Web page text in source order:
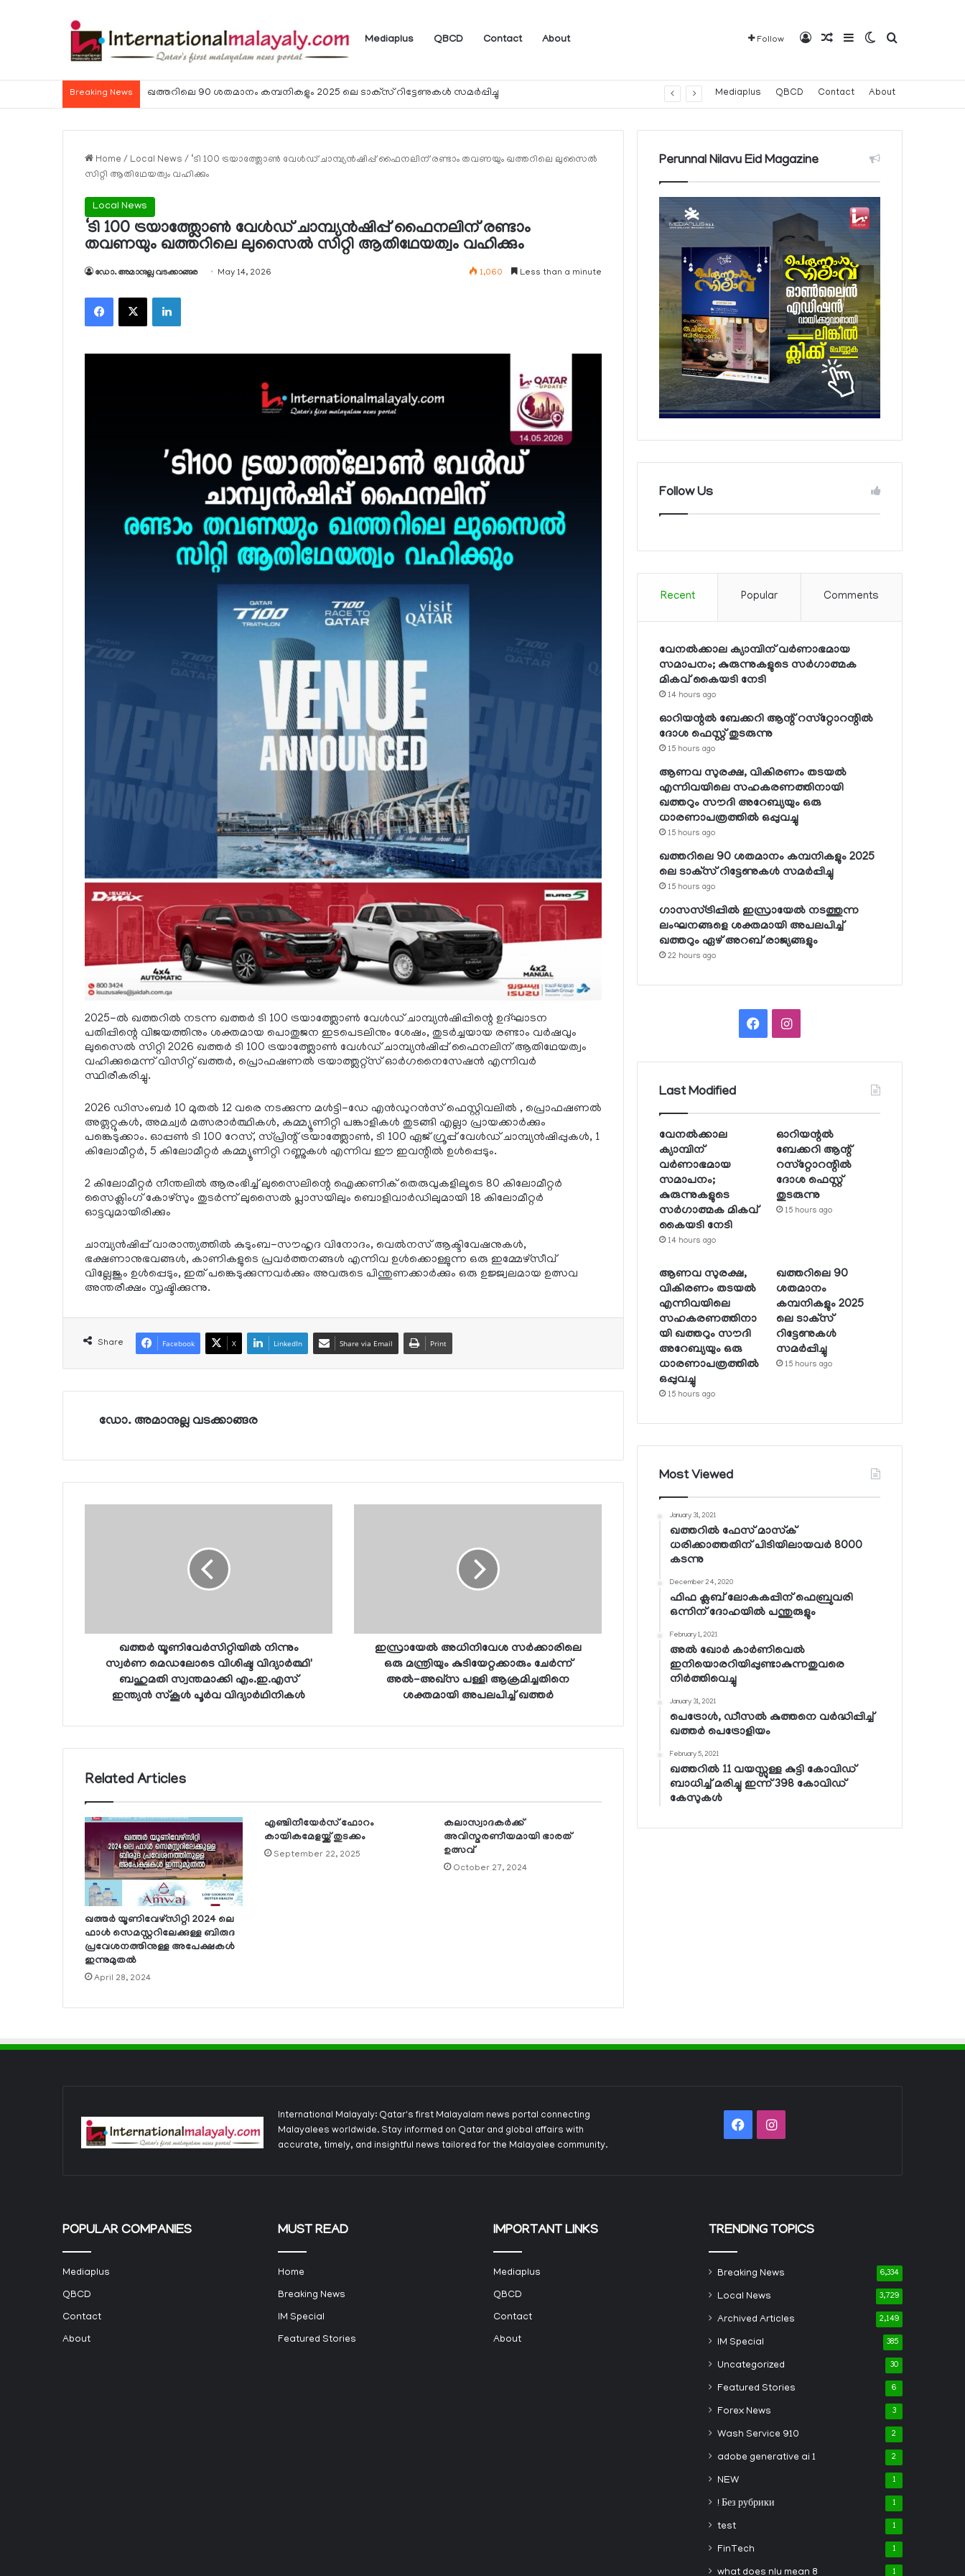
Mediaplus QBCD Contact About Follow Log InRandom Article
SidebarSwitch skin
Search for
Breaking News ഹോര്‍മുസ് കടലിടുക്ക് ഉടന്‍ തുറന്നേക്കും Mediaplus QBCD Contact About
Home / Local News / ‘ടി 100 ട്രയാത്ത്ലോണ്‍ വേള്‍ഡ് ചാമ്പ്യന്‍ഷിപ്പ് ഫൈനലിന് രണ്ടാം തവണയും ഖത്തറിലെ ലുസൈല്‍
സിറ്റി ആതിഥേയത്വം വഹിക്കും
Local News
‘ടി 100 ട്രയാത്ത്ലോണ്‍ വേള്‍ഡ് ചാമ്പ്യന്‍ഷിപ്പ് ഫൈനലിന് രണ്ടാം
തവണയും ഖത്തറിലെ ലുസൈല്‍ സിറ്റി ആതിഥേയത്വം വഹിക്കും
ഡോ. അമാനുല്ല വടക്കാങ്ങര May 14, 2026 1,060 Less than a minute
Facebook
X LinkedIn
2025-ല്‍ ഖത്തറില്‍ നടന്ന ഖത്തര്‍ ടി 100 ട്രയാത്ത്ലോണ്‍ വേള്‍ഡ് ചാമ്പ്യന്‍ഷിപ്പിന്റെ ഉദ്ഘാടന
പതിപ്പിന്റെ വിജയത്തിനും ശക്തമായ പൊതുജന ഇടപെടലിനും ശേഷം, തുടര്‍ച്ചയായ രണ്ടാം വര്‍ഷവും
ലുസൈല്‍ സിറ്റി 2026 ഖത്തര്‍ ടി 100 ട്രയാത്ത്ലോണ്‍ വേള്‍ഡ് ചാമ്പ്യന്‍ഷിപ്പ് ഫൈനലിന് ആതിഥേയത്വം
വഹിക്കുമെന്ന് വിസിറ്റ് ഖത്തര്‍, പ്രൊഫഷണല്‍ ട്രയാത്ത്ലറ്റ്‌സ് ഓര്‍ഗനൈസേഷന്‍ എന്നിവര്‍
സ്ഥിരീകരിച്ചു.
2026 ഡിസംബര്‍ 10 മുതല്‍ 12 വരെ നടക്കുന്ന മള്‍ട്ടി-ഡേ എന്‍ഡുറന്‍സ് ഫെസ്റ്റിവലില്‍ , പ്രൊഫഷണല്‍
അത്ലറ്റുകള്‍, അമച്വര്‍ മത്സരാര്‍ത്ഥികള്‍, കമ്മ്യൂണിറ്റി പങ്കാളികള്‍ തുടങ്ങി എല്ലാ പ്രായക്കാര്‍ക്കും
പങ്കെടുക്കാം. ഓപ്പണ്‍ ടി 100 റേസ്, സ്പ്രിന്റ് ട്രയാത്ത്ലോണ്‍, ടി 100 ഏജ് ഗ്രൂപ്പ് വേള്‍ഡ് ചാമ്പ്യന്‍ഷിപ്പുകള്‍, 1
കിലോമീറ്റര്‍, 5 കിലോമീറ്റര്‍ കമ്മ്യൂണിറ്റി റണ്ണുകള്‍ എന്നിവ ഈ ഇവന്റില്‍ ഉള്‍പ്പെടും.
2 കിലോമീറ്റര്‍ നീന്തലില്‍ ആരംഭിച്ച് ലുസൈലിന്റെ ഐക്കണിക് തെരുവുകളിലൂടെ 80 കിലോമീറ്റര്‍
സൈക്ലിംഗ് കോഴ്സും തുടര്‍ന്ന് ലുസൈല്‍ പ്ലാസയിലും ബൊളിവാര്‍ഡിലുമായി 18 കിലോമീറ്റര്‍
ഓട്ടവുമായിരിക്കും
ചാമ്പ്യന്‍ഷിപ്പ് വാരാന്ത്യത്തില്‍ കുടുംബ-സൗഹൃദ വിനോദം, വെല്‍നസ് ആക്ടിവേഷനുകള്‍,
ഭക്ഷണാനുഭവങ്ങള്‍, കാണികളുടെ പ്രവര്‍ത്തനങ്ങള്‍ എന്നിവ ഉള്‍ക്കൊള്ളുന്ന ഒരു ഇമ്മേഴ്സീവ്
വില്ലേജും ഉള്‍പ്പെടും, ഇത് പങ്കെടുക്കുന്നവര്‍ക്കും അവരുടെ പിന്തുണക്കാര്‍ക്കും ഒരു ഉജ്ജ്വലമായ ഉത്സവ
അന്തരീക്ഷം സൃഷ്ടിക്കുന്നു.
Share Facebook X LinkedIn Share via Email Print
ഡോ. അമാനുല്ല വടക്കാങ്ങര
ഖത്തര്‍ യൂണിവേര്‍സിറ്റിയില്‍ നിന്നും
സ്വര്‍ണ മെഡലോടെ വിശിഷ്ട വിദ്യാര്‍ത്ഥി'
ബഹുമതി സ്വന്തമാക്കി എം.ഇ.എസ്
ഇന്ത്യന്‍ സ്‌കൂള്‍ പൂര്‍വ വിദ്യാര്‍ഥിനികള്‍
ഇസ്രായേല്‍ അധിനിവേശ സര്‍ക്കാരിലെ
ഒരു മന്ത്രിയും കുടിയേറ്റക്കാരും ചേര്‍ന്ന്
അല്‍-അഖ്സ പള്ളി ആക്രമിച്ചതിനെ
ശക്തമായി അപലപിച്ച് ഖത്തര്‍
Related Articles
ഖത്തര്‍ യൂണിവേഴ്സിറ്റി 2024 ലെ
ഫാള്‍ സെമസ്റ്ററിലേക്കുള്ള ബിരുദ
പ്രവേശനത്തിനുള്ള അപേക്ഷകള്‍
ഇന്നുമുതല്‍
April 28, 2024
എഞ്ചിനീയേര്‍സ് ഫോറം
കായികമേളയ്ക്ക് തുടക്കം
September 22, 2025
കലാസ്വാദകര്‍ക്ക്
അവിസ്മരണീയമായി ഭാരത്
ഉത്സവ്
October 27, 2024
Perunnal Nilavu Eid Magazine
Follow Us
Recent Popular Comments
വേനല്‍ക്കാല ക്യാമ്പിന് വര്‍ണാഭമായ
സമാപനം; കുരുന്നുകളുടെ സര്‍ഗാത്മക
മികവ് കൈയടി നേടി
14 hours ago
ഓറിയന്റല്‍ ബേക്കറി ആന്റ് റസ്‌റ്റോറന്റില്‍
ദോശ ഫെസ്റ്റ് തുടരുന്നു
15 hours ago
ആണവ സുരക്ഷ, വികിരണം തടയല്‍
എന്നിവയിലെ സഹകരണത്തിനായി
ഖത്തറും സൗദി അറേബ്യയും ഒരു
ധാരണാപത്രത്തില്‍ ഒപ്പുവച്ചു
15 hours ago
ഖത്തറിലെ 90 ശതമാനം കമ്പനികളും 2025
ലെ ടാക്‌സ് റിട്ടേണുകള്‍ സമര്‍പ്പിച്ചു
15 hours ago
ഗാസസ്ട്രിപ്പില്‍ ഇസ്രായേല്‍ നടത്തുന്ന
ലംഘനങ്ങളെ ശക്തമായി അപലപിച്ച്
ഖത്തറും ഏഴ് അറബ് രാജ്യങ്ങളും
22 hours ago
FacebookInstagram
Last Modified
വേനല്‍ക്കാല
ക്യാമ്പിന്
വര്‍ണാഭമായ
സമാപനം;
കുരുന്നുകളുടെ
സര്‍ഗാത്മക മികവ്
കൈയടി നേടി
14 hours ago
ഓറിയന്റല്‍
ബേക്കറി ആന്റ്
റസ്‌റ്റോറന്റില്‍
ദോശ ഫെസ്റ്റ്
തുടരുന്നു
15 hours ago
ആണവ സുരക്ഷ,
വികിരണം തടയല്‍
എന്നിവയിലെ
സഹകരണത്തിനാ
യി ഖത്തറും സൗദി
അറേബ്യയും ഒരു
ധാരണാപത്രത്തില്‍
ഒപ്പുവച്ചു
15 hours ago
ഖത്തറിലെ 90
ശതമാനം
കമ്പനികളും 2025
ലെ ടാക്‌സ്
റിട്ടേണുകള്‍
സമര്‍പ്പിച്ചു
15 hours ago
Most Viewed
January 31, 2021
ഖത്തറില്‍ ഫേസ് മാസ്‌ക്
ധരിക്കാത്തതിന് പിടിയിലായവര്‍ 8000
കടന്നു
December 24, 2020
ഫിഫ ക്ലബ് ലോകകപ്പിന് ഫെബ്രുവരി
ഒന്നിന് ദോഹയില്‍ പന്തുരുളും
February 1, 2021
അല്‍ ഖോര്‍ കാര്‍ണിവെല്‍
ഇനിയൊരറിയിപ്പുണ്ടാകുന്നതുവരെ
നിര്‍ത്തിവെച്ചു
January 31, 2021
പെട്രോള്‍, ഡീസല്‍ കുത്തനെ വര്‍ദ്ധിപ്പിച്ച്
ഖത്തര്‍ പെട്രോളിയം
February 5, 2021
ഖത്തറില്‍ 11 വയസ്സുള്ള കുട്ടി കോവിഡ്
ബാധിച്ച് മരിച്ചു ഇന്ന് 398 കോവിഡ്
കേസുകള്‍
International Malayaly: Qatar's first Malayalam news portal connecting
Malayalees worldwide. Stay informed on Qatar and global affairs with
accurate, timely, and insightful news tailored for the Malayalee community.
FacebookInstagram
POPULAR COMPANIES
Mediaplus
QBCD
Contact
About
MUST READ
Home
Breaking News
IM Special
Featured Stories
IMPORTANT LINKS
Mediaplus
QBCD
Contact
About
TRENDING TOPICS
Breaking News 6,334
Local News 3,729
Archived Articles 2,149
IM Special 385
Uncategorized 30
Featured Stories 6
Forex News 3
Wash Service 910 2
adobe generative ai 1 2
NEW 1
! Без рубрики 1
test 1
FinTech 1
what does nlu mean 8 1